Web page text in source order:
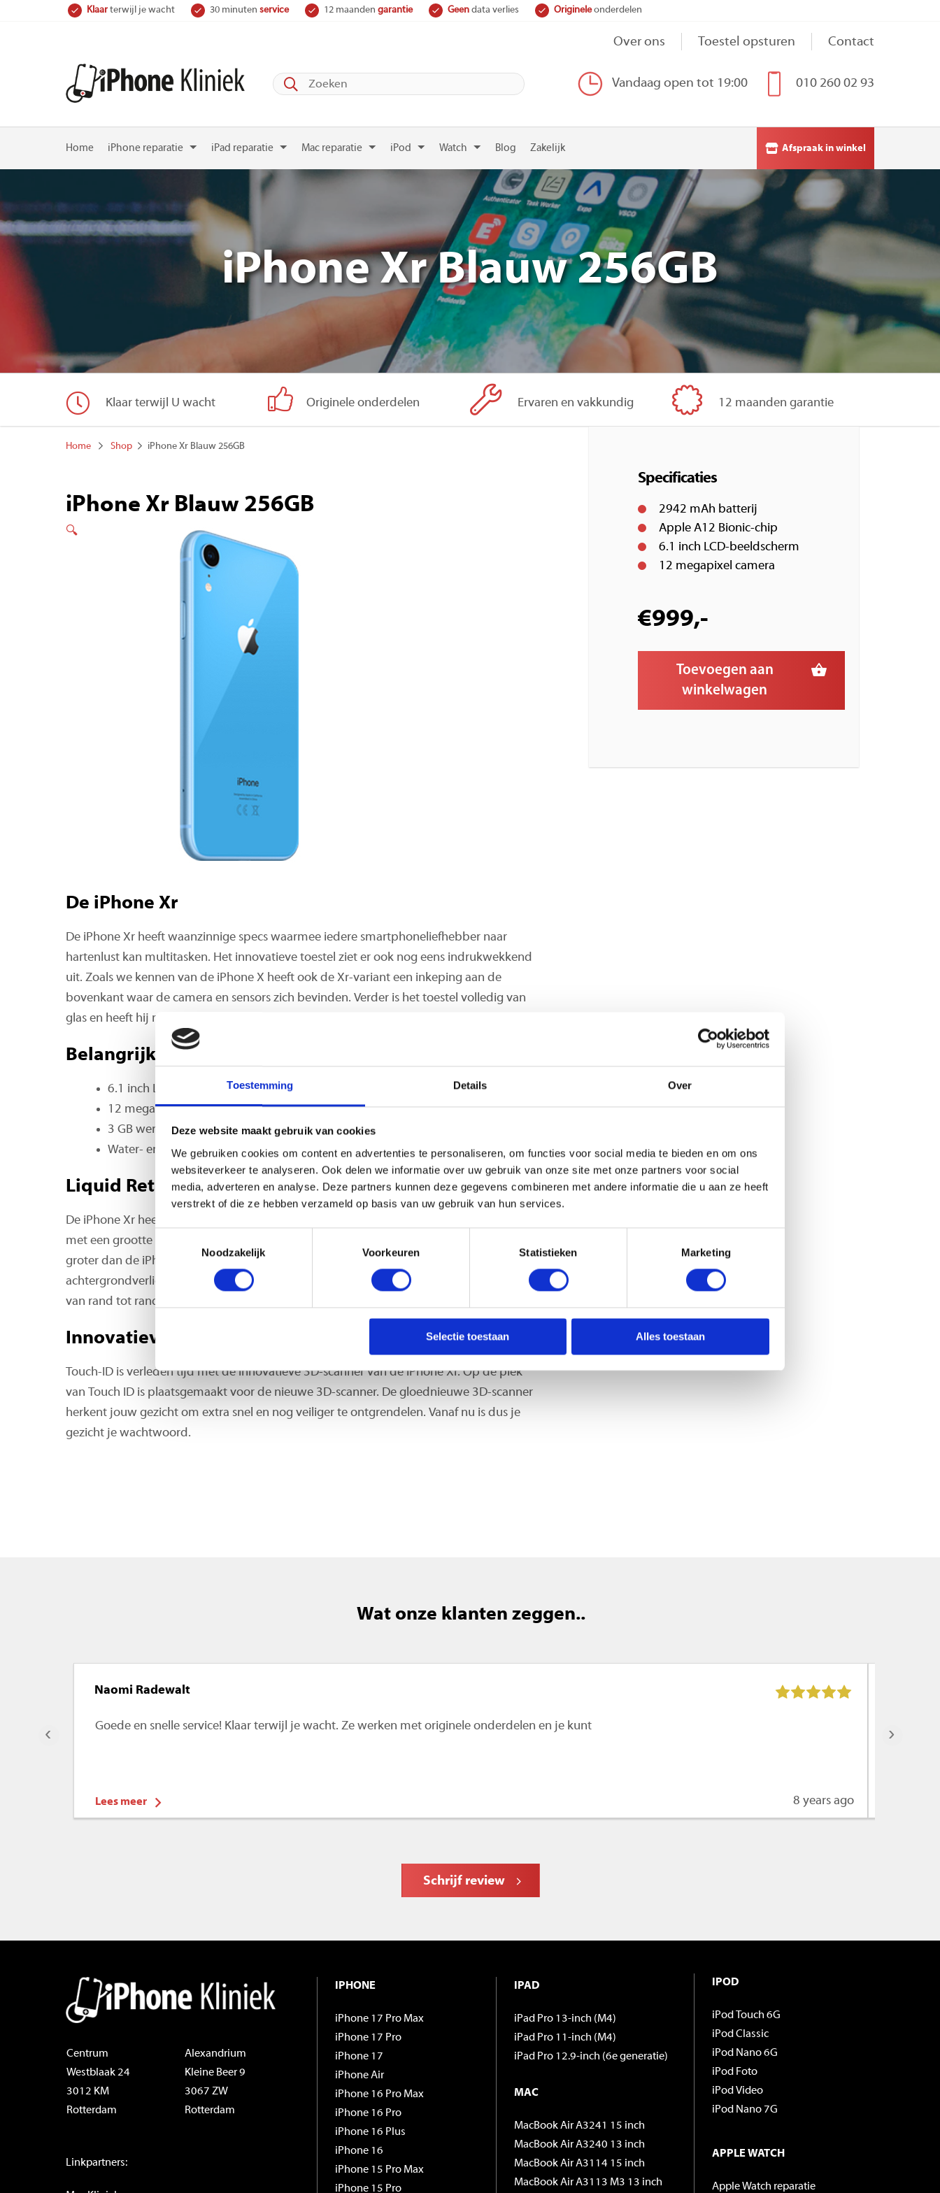
Toestemming Details Over
Deze website maakt gebruik van cookies
We gebruiken cookies om content en advertenties te personaliseren, om functies voor social media te bieden en om ons
websiteverkeer te analyseren. Ook delen we informatie over uw gebruik van onze site met onze partners voor social
media, adverteren en analyse. Deze partners kunnen deze gegevens combineren met andere informatie die u aan ze heeft
verstrekt of die ze hebben verzameld op basis van uw gebruik van hun services.
Noodzakelijk
Voorkeuren Statistieken Marketing
Selectie toestaan Alles toestaan
Klaar terwijl je wacht 30 minuten service 12 maanden garantie Geen data verlies Origineleonderdelen
Over ons Toestel opsturen Contact
Vandaag open tot 19:00 010 260 02 93
Home iPhone reparatie iPad reparatie Mac reparatie iPod Watch Blog Zakelijk Afspraak in winkel
iPhone Xr Blauw 256GB
Klaar terwijl U wacht Originele onderdelen Ervaren en vakkundig 12 maanden garantie
Home Shop iPhone Xr Blauw 256GB
iPhone Xr Blauw 256GB
🔍
Specificaties
2942 mAh batterij
Apple A12 Bionic-chip
6.1 inch LCD-beeldscherm
12 megapixel camera
€999,-
Toevoegen aan
winkelwagen
De iPhone Xr
De iPhone Xr heeft waanzinnige specs waarmee iedere smartphoneliefhebber naar
hartenlust kan multitasken. Het innovatieve toestel ziet er ook nog eens indrukwekkend
uit. Zoals we kennen van de iPhone X heeft ook de Xr-variant een inkeping aan de
bovenkant waar de camera en sensors zich bevinden. Verder is het toestel volledig van
glas en heeft hij minimale schermranden.
Belangrijkste eigenschappen iPhone Xr
6.1 inch LCD-beeldscherm
12 megapixelcamera
3 GB werkgeheugen, razendsnelle A12 Bionic Chipset
Water- en stofdicht (IP68)
Liquid Retina-display
De iPhone Xr heeft het meest geavanceerde LCD-display in de smartphonemarkt. Hij is
met een grootte van 6.1 inch de grootste ooit in een iPhone. Het beeldscherm is zelfs
groter dan de iPhone 8 Plus, maar dan in een kleiner formaat telefoon. Dankzij de
achtergrondverlichting en accurate kleuren benut je het hele beeldscherm ook nog eens
van rand tot rand.
Innovatieve 3D-scanner
Touch-ID is verleden tijd met de innovatieve 3D-scanner van de iPhone Xr. Op de plek
van Touch ID is plaatsgemaakt voor de nieuwe 3D-scanner. De gloednieuwe 3D-scanner
herkent jouw gezicht om extra snel en nog veiliger te ontgrendelen. Vanaf nu is dus je
gezicht je wachtwoord.
Wat onze klanten zeggen..
Goede en snelle service! Klaar terwijl je wacht. Ze werken met originele onderdelen en je kunt
Lees meer
Naomi Radewalt
8 years ago
‹ ›
Schrijf review
Centrum
Westblaak 24
3012 KM
Rotterdam
Alexandrium
Kleine Beer 9
3067 ZW
Rotterdam
Linkpartners:
IPHONE
iPhone 17 Pro Max
iPhone 17 Pro
iPhone 17
iPhone Air
iPhone 16 Pro Max
iPhone 16 Pro
iPhone 16 Plus
iPhone 16
iPhone 15 Pro Max
iPhone 15 Pro
IPAD
iPad Pro 13-inch (M4)
iPad Pro 11-inch (M4)
iPad Pro 12.9-inch (6e generatie)
MAC
MacBook Air A3241 15 inch
MacBook Air A3240 13 inch
MacBook Air A3114 15 inch
MacBook Air A3113 M3 13 inch
IPOD
iPod Touch 6G
iPod Classic
iPod Nano 6G
iPod Foto
iPod Video
iPod Nano 7G
APPLE WATCH
Apple Watch reparatie